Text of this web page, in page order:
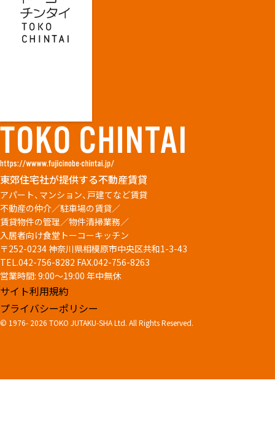
東郊住宅社が提供する不動産賃貸
アパート、マンション、戸建てなど賃貸
不動産の仲介／駐車場の賃貸／
賃貸物件の管理／物件清掃業務／
入居者向け食堂トーコーキッチン
〒252-0234 神奈川県相模原市中央区共和1-3-43
TEL.042-756-8282 FAX.042-756-8263
営業時間: 9:00～19:00 年中無休
サイト利用規約
プライバシーポリシー
© 1976-2026 TOKO JUTAKU-SHA Ltd. All Rights Reserved.